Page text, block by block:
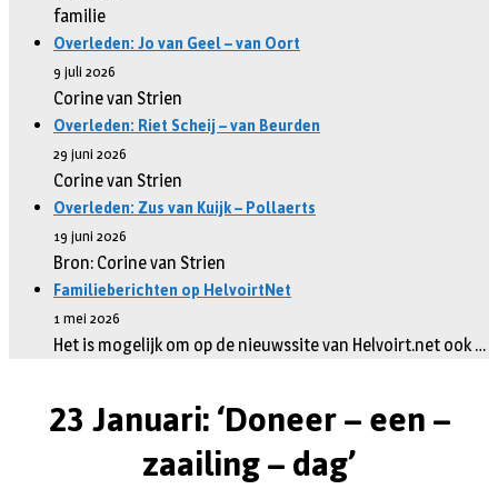
familie
Overleden: Jo van Geel – van Oort
9 juli 2026
Corine van Strien
Overleden: Riet Scheij – van Beurden
29 juni 2026
Corine van Strien
Overleden: Zus van Kuijk – Pollaerts
19 juni 2026
Bron: Corine van Strien
Familieberichten op HelvoirtNet
1 mei 2026
Het is mogelijk om op de nieuwssite van Helvoirt.net ook …
23 Januari: ‘Doneer – een –
zaailing – dag’